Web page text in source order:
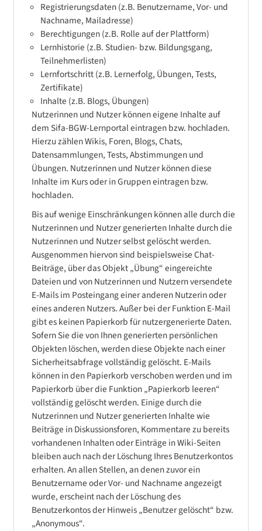
Registrierungsdaten (z.B. Benutzername, Vor- und
Nachname, Mailadresse)
Berechtigungen (z.B. Rolle auf der Plattform)
Lernhistorie (z.B. Studien- bzw. Bildungsgang,
Teilnehmerlisten)
Lernfortschritt (z.B. Lernerfolg, Übungen, Tests,
Zertifikate)
Inhalte (z.B. Blogs, Übungen)
Nutzerinnen und Nutzer können eigene Inhalte auf
dem Sifa-BGW-Lernportal eintragen bzw. hochladen.
Hierzu zählen Wikis, Foren, Blogs, Chats,
Datensammlungen, Tests, Abstimmungen und
Übungen. Nutzerinnen und Nutzer können diese
Inhalte im Kurs oder in Gruppen eintragen bzw.
hochladen.
Bis auf wenige Einschränkungen können alle durch die
Nutzerinnen und Nutzer generierten Inhalte durch die
Nutzerinnen und Nutzer selbst gelöscht werden.
Ausgenommen hiervon sind beispielsweise Chat-
Beiträge, über das Objekt „Übung“ eingereichte
Dateien und von Nutzerinnen und Nutzern versendete
E-Mails im Posteingang einer anderen Nutzerin oder
eines anderen Nutzers. Außer bei der Funktion E-Mail
gibt es keinen Papierkorb für nutzergenerierte Daten.
Sofern Sie die von Ihnen generierten persönlichen
Objekten löschen, werden diese Objekte nach einer
Sicherheitsabfrage vollständig gelöscht. E-Mails
können in den Papierkorb verschoben werden und im
Papierkorb über die Funktion „Papierkorb leeren“
vollständig gelöscht werden. Einige durch die
Nutzerinnen und Nutzer generierten Inhalte wie
Beiträge in Diskussionsforen, Kommentare zu bereits
vorhandenen Inhalten oder Einträge in Wiki-Seiten
bleiben auch nach der Löschung Ihres Benutzerkontos
erhalten. An allen Stellen, an denen zuvor ein
Benutzername oder Vor- und Nachname angezeigt
wurde, erscheint nach der Löschung des
Benutzerkontos der Hinweis „Benutzer gelöscht“ bzw.
„Anonymous“.